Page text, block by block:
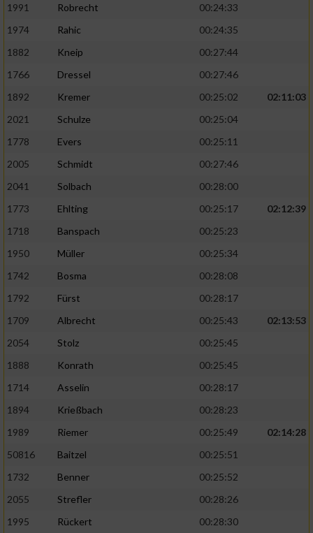
1991
Robrecht
00:24:33
1974
Rahic
00:24:35
1882
Kneip
00:27:44
1766
Dressel
00:27:46
1892
Kremer 00:25:02
02:11:03
2021
Schulze
00:25:04
1778
Evers
00:25:11
2005
Schmidt
00:27:46
2041
Solbach
00:28:00
1773
Ehlting 00:25:17
02:12:39
1718
Banspach
00:25:23
1950
Müller
00:25:34
1742
Bosma
00:28:08
1792
Fürst
00:28:17
1709
Albrecht 00:25:43
02:13:53
2054
Stolz
00:25:45
1888
Konrath
00:25:45
1714
Asselin
00:28:17
1894
Krießbach
00:28:23
1989
Riemer 00:25:49
02:14:28
50816
Baitzel
00:25:51
1732
Benner
00:25:52
2055
Strefler
00:28:26
1995
Rückert
00:28:30